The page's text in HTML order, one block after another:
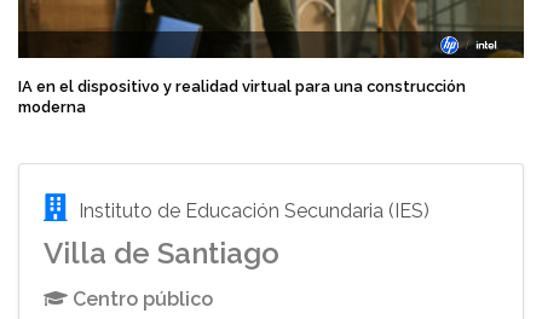
IA en el dispositivo y realidad virtual para una construcción
moderna
Instituto de Educación Secundaria (IES)
Villa de Santiago
Centro público